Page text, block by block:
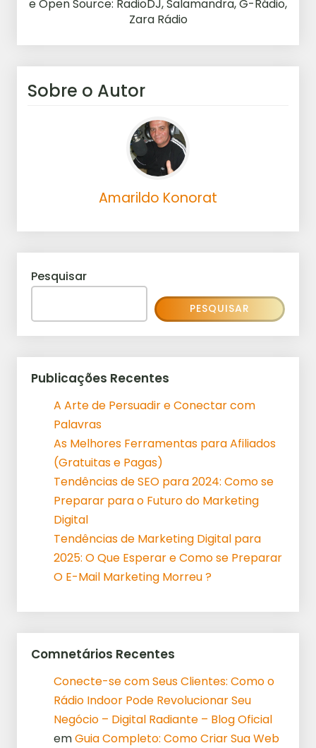
e Open Source: RadioDJ, Salamandra, G-Rádio,
Zara Rádio
Sobre o Autor
Amarildo Konorat
Pesquisar
PESQUISAR
Publicações Recentes
A Arte de Persuadir e Conectar com
Palavras
As Melhores Ferramentas para Afiliados
(Gratuitas e Pagas)
Tendências de SEO para 2024: Como se
Preparar para o Futuro do Marketing
Digital
Tendências de Marketing Digital para
2025: O Que Esperar e Como se Preparar
O E-Mail Marketing Morreu ?
Comnetários Recentes
Conecte-se com Seus Clientes: Como o
Rádio Indoor Pode Revolucionar Seu
Negócio – Digital Radiante – Blog Oficial
emGuia Completo: Como Criar Sua Web